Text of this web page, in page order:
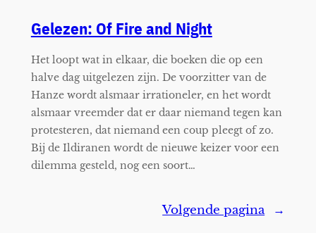
Gelezen: Of Fire and Night
Het loopt wat in elkaar, die boeken die op een
halve dag uitgelezen zijn. De voorzitter van de
Hanze wordt alsmaar irrationeler, en het wordt
alsmaar vreemder dat er daar niemand tegen kan
protesteren, dat niemand een coup pleegt of zo.
Bij de Ildiranen wordt de nieuwe keizer voor een
dilemma gesteld, nog een soort…
Volgende pagina →